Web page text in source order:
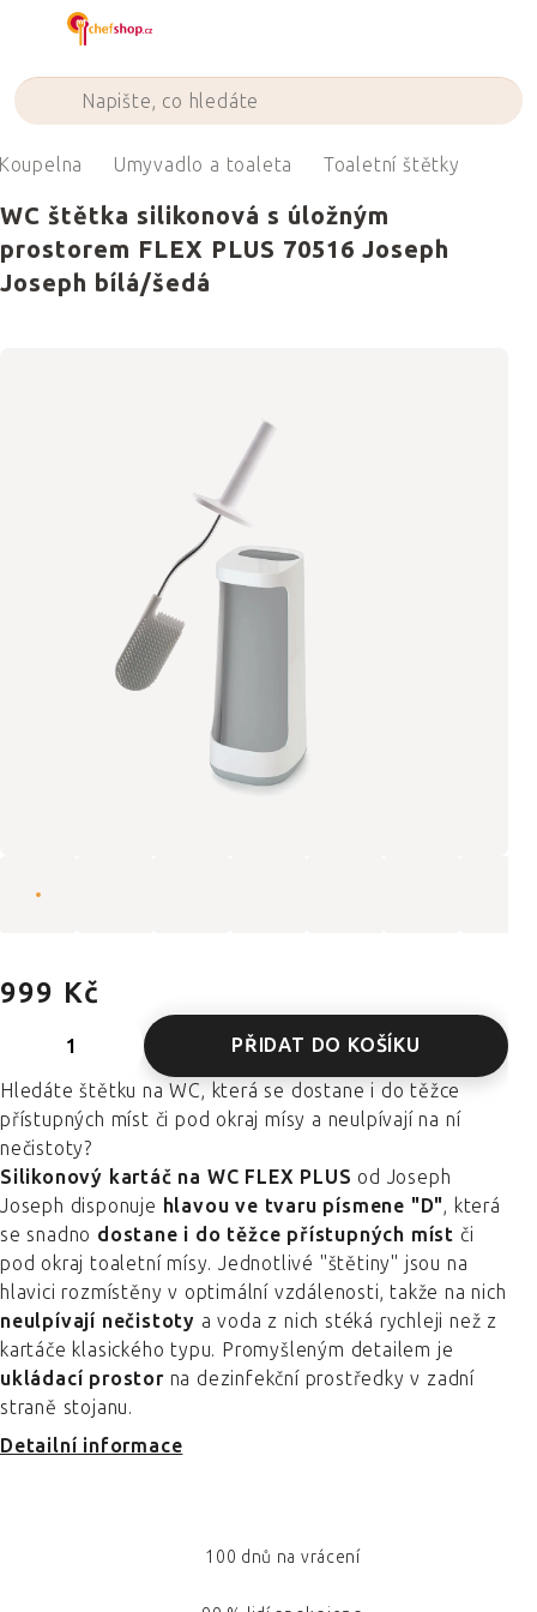
Umyvadlo a toaleta Toaletní štětky
WC štětka silikonová s úložným
prostorem FLEX PLUS 70516 Joseph
Joseph bílá/šedá
999 Kč
PŘIDAT DO KOŠÍKU
Hledáte štětku na WC, která se dostane i do těžce
přístupných míst či pod okraj mísy a neulpívají na ní
nečistoty?
Silikonový kartáč na WC FLEX PLUS od Joseph
Joseph disponuje hlavou ve tvaru písmene "D", která
se snadno dostane i do těžce přístupných míst či
pod okraj toaletní mísy. Jednotlivé "štětiny" jsou na
hlavici rozmístěny v optimální vzdálenosti, takže na nich
neulpívají nečistoty a voda z nich stéká rychleji než z
kartáče klasického typu. Promyšleným detailem je
ukládací prostorna dezinfekční prostředky v zadní
straně stojanu.
Detailní informace
100 dnů na vrácení